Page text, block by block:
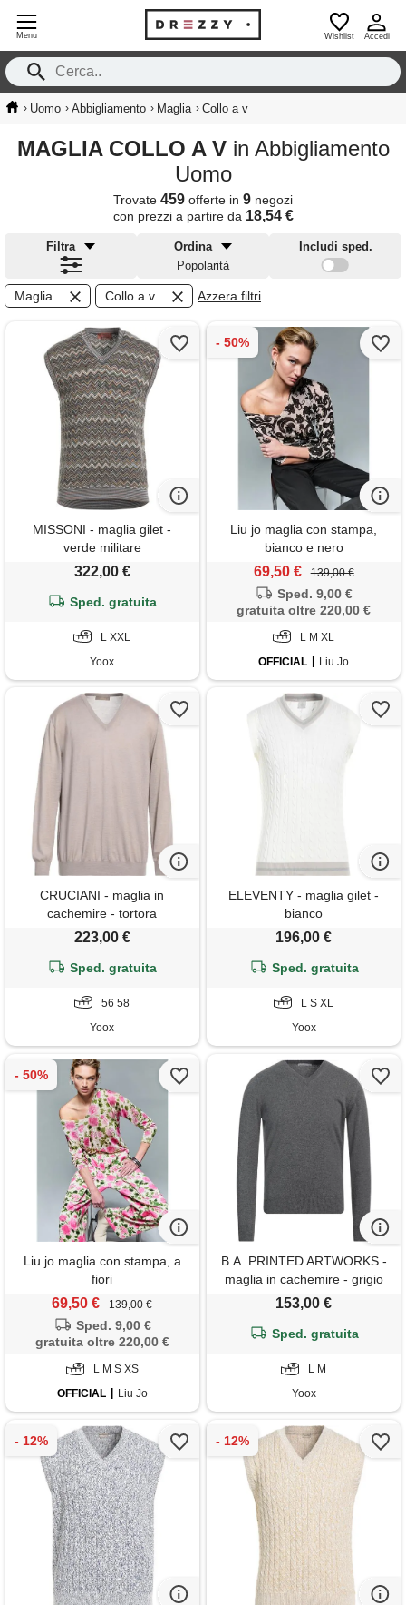
Menu Wishlist Accedi
› Uomo › Abbigliamento › Maglia › Collo a v
MAGLIA COLLO A V in Abbigliamento
Uomo
Trovate 459 offerte in 9 negozi
con prezzi a partire da 18,54 €
Filtra
Ordina
Popolarità
Includi sped.
Maglia Collo a v Azzera filtri
MISSONI - maglia gilet -
verde militare
322,00 €
Sped. gratuita
L XXL
Yoox
Liu jo maglia con stampa,
bianco e nero
69,50 € 139,00 €
Sped. 9,00 €
gratuita oltre 220,00 €
L M XL
OFFICIAL
Liu Jo
CRUCIANI - maglia in
cachemire - tortora
223,00 €
Sped. gratuita
56 58
Yoox
ELEVENTY - maglia gilet -
bianco
196,00 €
Sped. gratuita
L S XL
Yoox
Liu jo maglia con stampa, a
fiori
69,50 € 139,00 €
Sped. 9,00 €
gratuita oltre 220,00 €
L M S XS
OFFICIAL
Liu Jo
B.A. PRINTED ARTWORKS -
maglia in cachemire - grigio
153,00 €
Sped. gratuita
L M
Yoox